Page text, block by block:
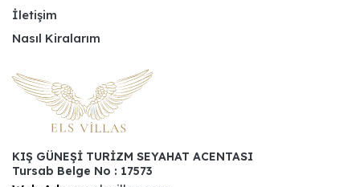
İletişim
Nasıl Kiralarım
KIŞ GÜNEŞİ TURİZM SEYAHAT ACENTASI
Tursab Belge No : 17573